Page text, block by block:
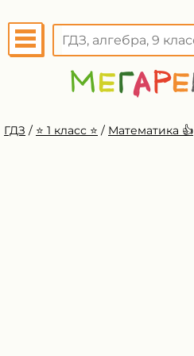
ГДЗ / ⭐️ 1 класс ⭐️ / Математика 👍